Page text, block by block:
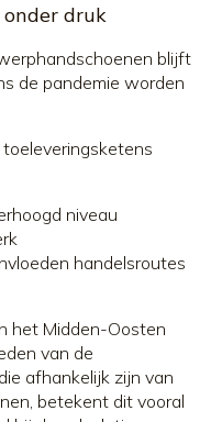
druk
blijft
de pandemie worden
niveau
handelsroutes
het Midden-Oosten
van de
afhankelijk zijn van
betekent dit vooral